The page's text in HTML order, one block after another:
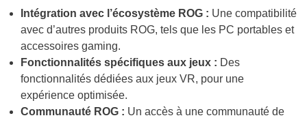
Intégration avec l’écosystème ROG : Une compatibilité
avec d’autres produits ROG, tels que les PC portables et
accessoires gaming.
Fonctionnalités spécifiques aux jeux : Des
fonctionnalités dédiées aux jeux VR, pour une
expérience optimisée.
Communauté ROG : Un accès à une communauté de